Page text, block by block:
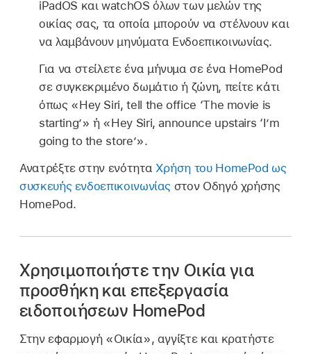
iPadOS και watchOS όλων των μελών της
οικίας σας, τα οποία μπορούν να στέλνουν και
να λαμβάνουν μηνύματα Ενδοεπικοινωνίας.
Για να στείλετε ένα μήνυμα σε ένα HomePod
σε συγκεκριμένο δωμάτιο ή ζώνη, πείτε κάτι
όπως «Hey Siri, tell the office ‘The movie is
starting’» ή «Hey Siri, announce upstairs ‘I’m
going to the store’».
Ανατρέξτε στην ενότητα Χρήση του HomePod ως
συσκευής ενδοεπικοινωνίας στον Οδηγό χρήσης
HomePod.
Χρησιμοποιήστε την Οικία για
προσθήκη και επεξεργασία
ειδοποιήσεων HomePod
Στην εφαρμογή «Οικία», αγγίξτε και κρατήστε